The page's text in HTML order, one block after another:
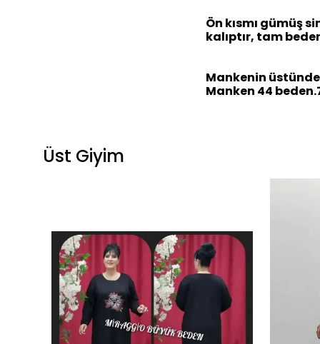
Ön kısmı gümüş
kalıptır, tam
Mankenin
Manken 44
Üst Giyim